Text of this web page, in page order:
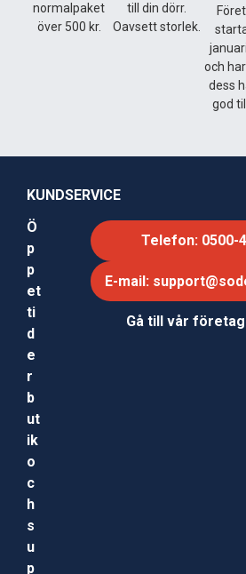
normalpaket
över 500 kr.
till din dörr.
Oavsett storlek.
och
dess
god
KUNDSERVICE
Ö
p
p
et
ti
d
e
r
b
ut
ik
o
c
h
s
u
p
Telefon: 0500-
E-mail:
Gå till vår